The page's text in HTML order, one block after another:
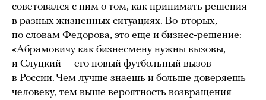
советовался с ним о том, как принимать решения
в разных жизненных ситуациях. Во-вторых,
по словам Федорова, это еще и бизнес-решение:
«Абрамовичу как бизнесмену нужны вызовы,
и Слуцкий — его новый футбольный вызов
в России. Чем лучше знаешь и больше доверяешь
человеку, тем выше вероятность возвращения